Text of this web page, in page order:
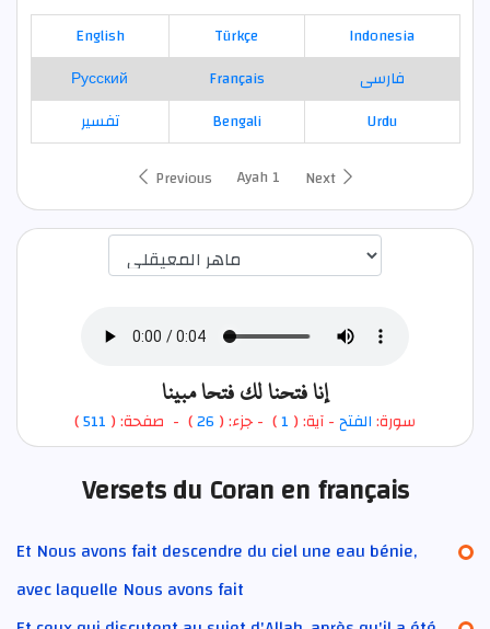
English
Türkçe
Indonesia
Русский
Français
فارسی
تفسير
Bengali
Urdu
Previous
Ayah 1 Next
إنا فتحنا لك فتحا مبينا
سورة:الفتح- آية: ( 1
) - جزء: (26) - صفحة: ( 511
)
Versets du Coran en français
Et Nous avons fait descendre du ciel une eau bénie,
avec laquelle Nous avons fait